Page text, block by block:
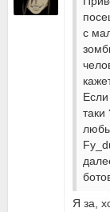
с
таки
Я за,